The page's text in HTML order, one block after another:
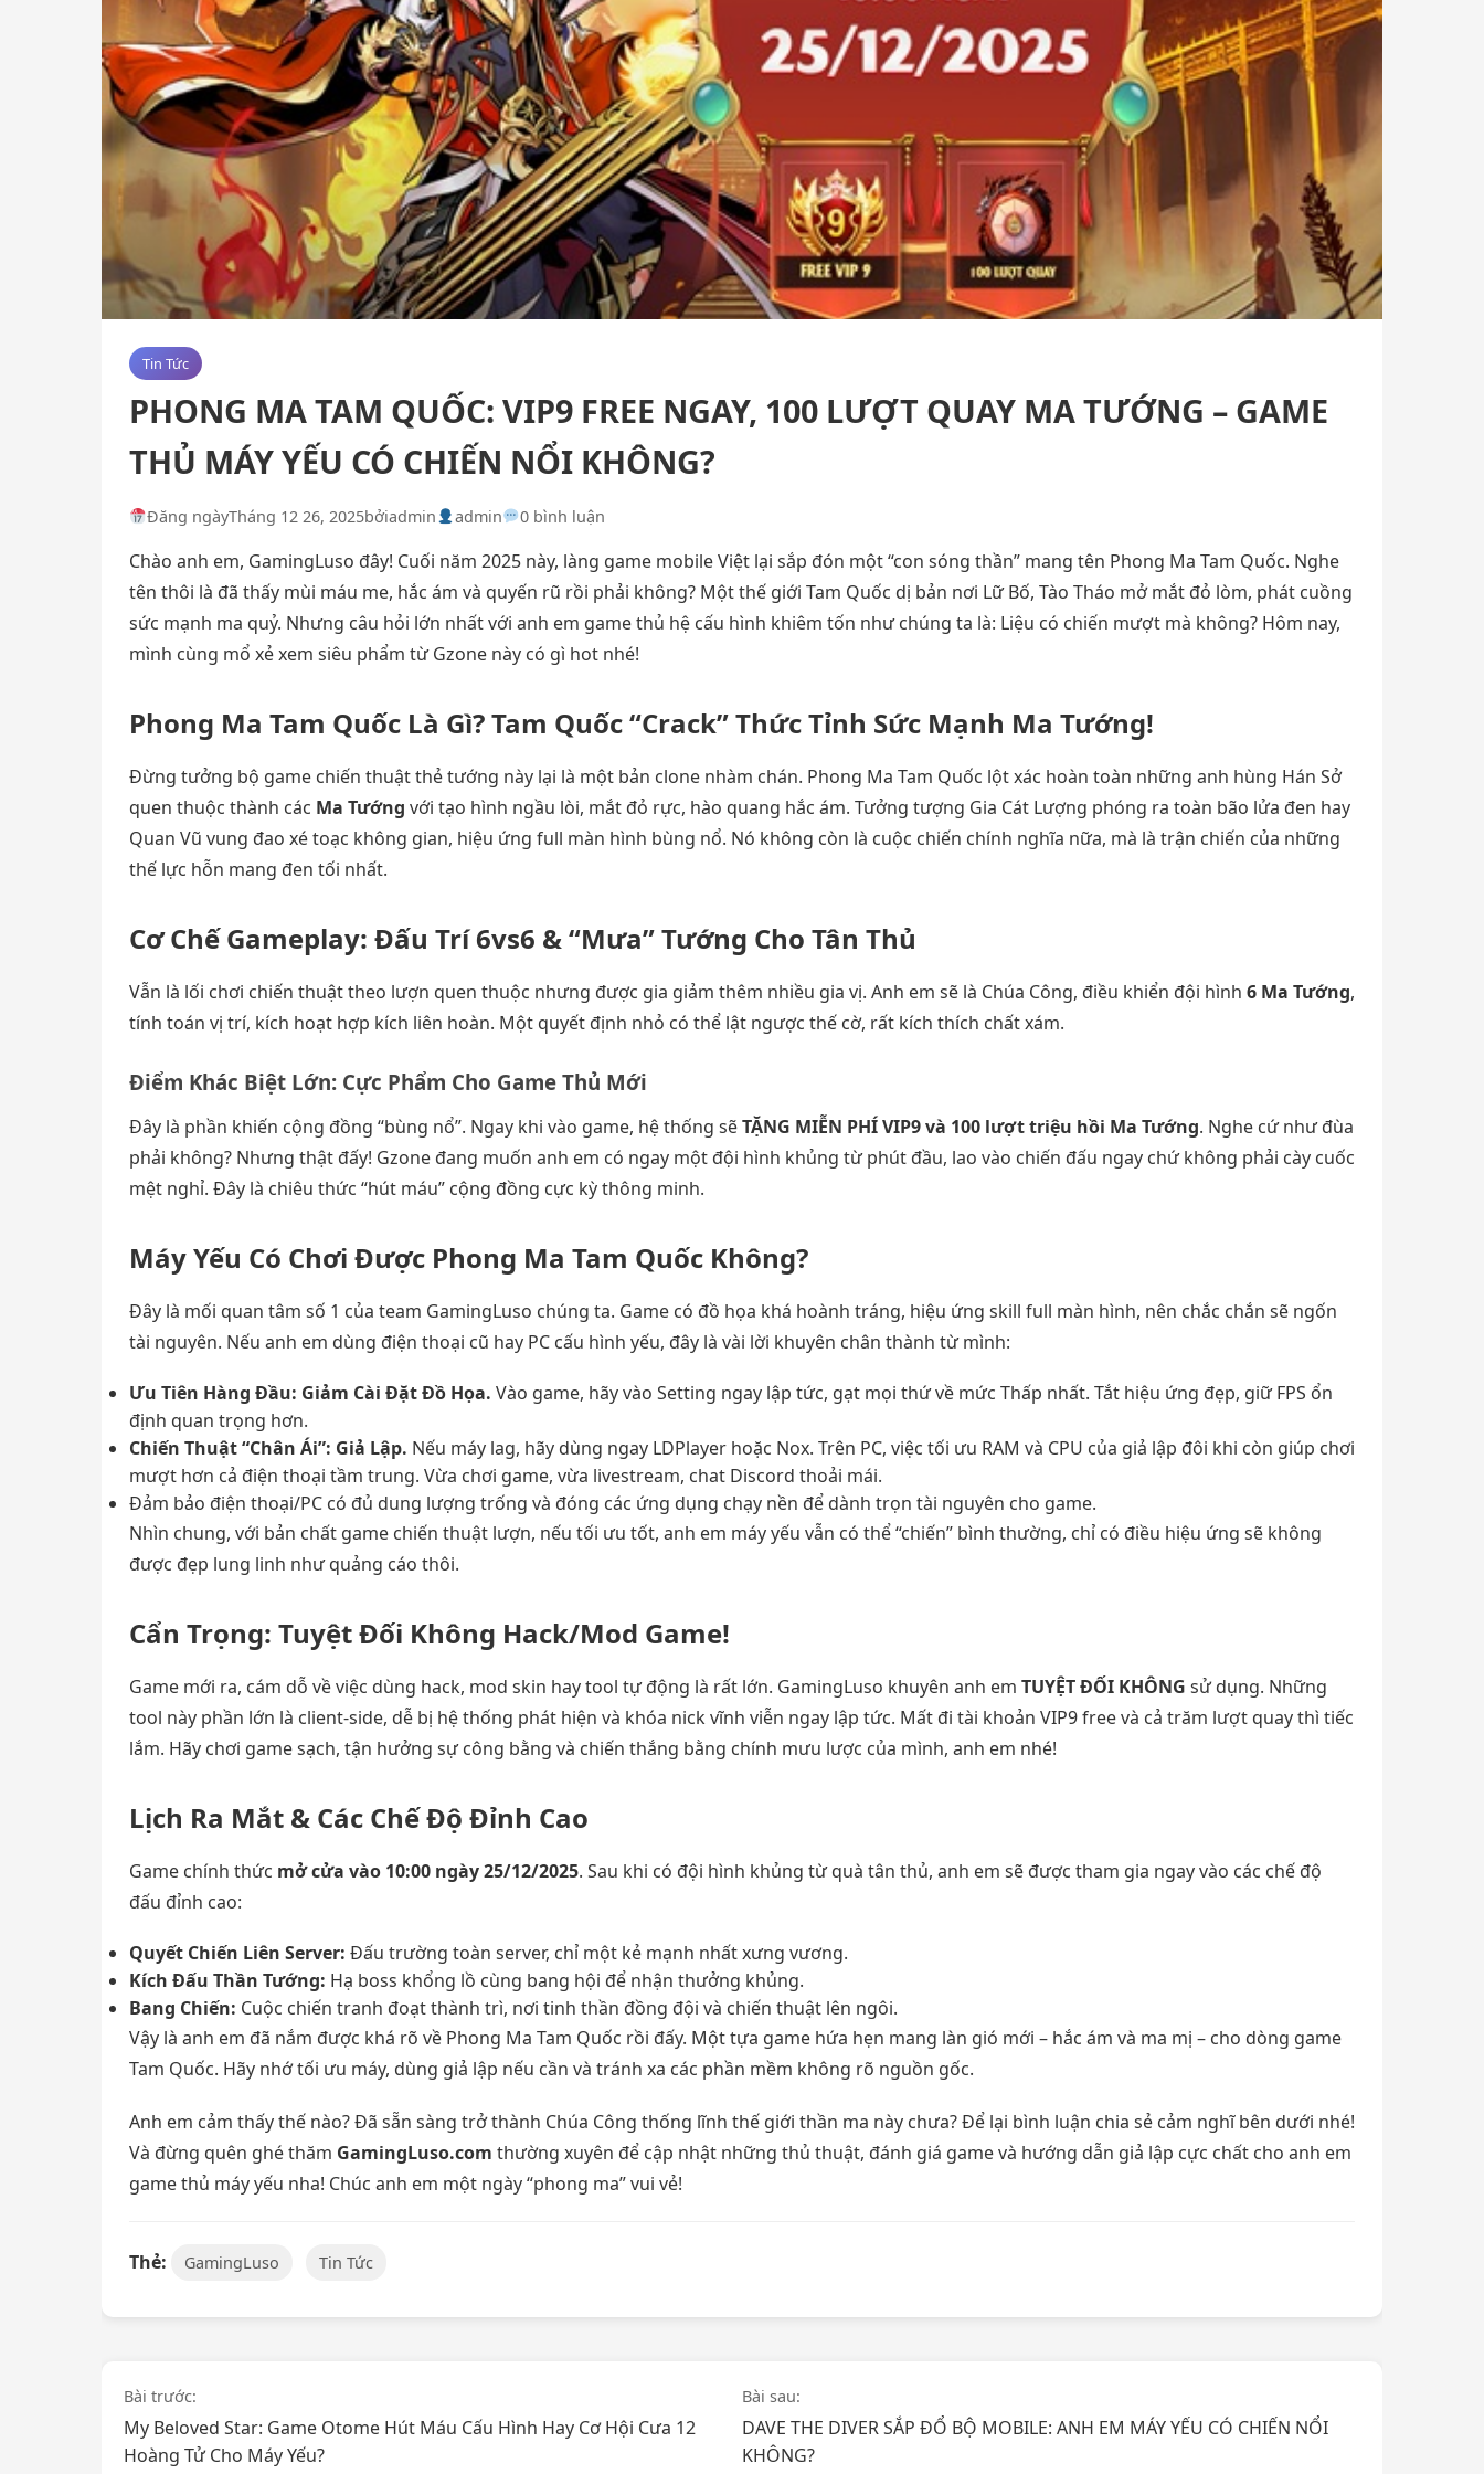
Tin Tức
PHONG MA TAM QUỐC: VIP9 FREE NGAY, 100 LƯỢT QUAY MA TƯỚNG – GAME
THỦ MÁY YẾU CÓ CHIẾN NỔI KHÔNG?
Đăng ngàyTháng 12 26, 2025bởiadmin admin 0 bình luận
Chào anh em, GamingLuso đây! Cuối năm 2025 này, làng game mobile Việt lại sắp đón một “con sóng thần” mang tên Phong Ma Tam Quốc. Nghe
tên thôi là đã thấy mùi máu me, hắc ám và quyến rũ rồi phải không? Một thế giới Tam Quốc dị bản nơi Lữ Bố, Tào Tháo mở mắt đỏ lòm, phát cuồng
sức mạnh ma quỷ. Nhưng câu hỏi lớn nhất với anh em game thủ hệ cấu hình khiêm tốn như chúng ta là: Liệu có chiến mượt mà không? Hôm nay,
mình cùng mổ xẻ xem siêu phẩm từ Gzone này có gì hot nhé!
Phong Ma Tam Quốc Là Gì? Tam Quốc “Crack” Thức Tỉnh Sức Mạnh Ma Tướng!
Đừng tưởng bộ game chiến thuật thẻ tướng này lại là một bản clone nhàm chán. Phong Ma Tam Quốc lột xác hoàn toàn những anh hùng Hán Sở
quen thuộc thành các Ma Tướng với tạo hình ngầu lòi, mắt đỏ rực, hào quang hắc ám. Tưởng tượng Gia Cát Lượng phóng ra toàn bão lửa đen hay
Quan Vũ vung đao xé toạc không gian, hiệu ứng full màn hình bùng nổ. Nó không còn là cuộc chiến chính nghĩa nữa, mà là trận chiến của những
thế lực hỗn mang đen tối nhất.
Cơ Chế Gameplay: Đấu Trí 6vs6 & “Mưa” Tướng Cho Tân Thủ
Vẫn là lối chơi chiến thuật theo lượn quen thuộc nhưng được gia giảm thêm nhiều gia vị. Anh em sẽ là Chúa Công, điều khiển đội hình 6 Ma Tướng,
tính toán vị trí, kích hoạt hợp kích liên hoàn. Một quyết định nhỏ có thể lật ngược thế cờ, rất kích thích chất xám.
Điểm Khác Biệt Lớn: Cực Phẩm Cho Game Thủ Mới
Đây là phần khiến cộng đồng “bùng nổ”. Ngay khi vào game, hệ thống sẽTẶNG MIỄN PHÍ VIP9 và 100 lượt triệu hồi Ma Tướng. Nghe cứ như đùa
phải không? Nhưng thật đấy! Gzone đang muốn anh em có ngay một đội hình khủng từ phút đầu, lao vào chiến đấu ngay chứ không phải cày cuốc
mệt nghỉ. Đây là chiêu thức “hút máu” cộng đồng cực kỳ thông minh.
Máy Yếu Có Chơi Được Phong Ma Tam Quốc Không?
Đây là mối quan tâm số 1 của team GamingLuso chúng ta. Game có đồ họa khá hoành tráng, hiệu ứng skill full màn hình, nên chắc chắn sẽ ngốn
tài nguyên. Nếu anh em dùng điện thoại cũ hay PC cấu hình yếu, đây là vài lời khuyên chân thành từ mình:
Ưu Tiên Hàng Đầu: Giảm Cài Đặt Đồ Họa. Vào game, hãy vào Setting ngay lập tức, gạt mọi thứ về mức Thấp nhất. Tắt hiệu ứng đẹp, giữ FPS ổn
định quan trọng hơn.
Chiến Thuật “Chân Ái”: Giả Lập. Nếu máy lag, hãy dùng ngay LDPlayer hoặc Nox. Trên PC, việc tối ưu RAM và CPU của giả lập đôi khi còn giúp chơi
mượt hơn cả điện thoại tầm trung. Vừa chơi game, vừa livestream, chat Discord thoải mái.
Đảm bảo điện thoại/PC có đủ dung lượng trống và đóng các ứng dụng chạy nền để dành trọn tài nguyên cho game.
Nhìn chung, với bản chất game chiến thuật lượn, nếu tối ưu tốt, anh em máy yếu vẫn có thể “chiến” bình thường, chỉ có điều hiệu ứng sẽ không
được đẹp lung linh như quảng cáo thôi.
Cẩn Trọng: Tuyệt Đối Không Hack/Mod Game!
Game mới ra, cám dỗ về việc dùng hack, mod skin hay tool tự động là rất lớn. GamingLuso khuyên anh em TUYỆT ĐỐI KHÔNG sử dụng. Những
tool này phần lớn là client-side, dễ bị hệ thống phát hiện và khóa nick vĩnh viễn ngay lập tức. Mất đi tài khoản VIP9 free và cả trăm lượt quay thì tiếc
lắm. Hãy chơi game sạch, tận hưởng sự công bằng và chiến thắng bằng chính mưu lược của mình, anh em nhé!
Lịch Ra Mắt & Các Chế Độ Đỉnh Cao
Game chính thức mở cửa vào 10:00 ngày 25/12/2025. Sau khi có đội hình khủng từ quà tân thủ, anh em sẽ được tham gia ngay vào các chế độ
đấu đỉnh cao:
Quyết Chiến Liên Server: Đấu trường toàn server, chỉ một kẻ mạnh nhất xưng vương.
Kích Đấu Thần Tướng: Hạ boss khổng lồ cùng bang hội để nhận thưởng khủng.
Bang Chiến: Cuộc chiến tranh đoạt thành trì, nơi tinh thần đồng đội và chiến thuật lên ngôi.
Vậy là anh em đã nắm được khá rõ về Phong Ma Tam Quốc rồi đấy. Một tựa game hứa hẹn mang làn gió mới – hắc ám và ma mị – cho dòng game
Tam Quốc. Hãy nhớ tối ưu máy, dùng giả lập nếu cần và tránh xa các phần mềm không rõ nguồn gốc.
Anh em cảm thấy thế nào? Đã sẵn sàng trở thành Chúa Công thống lĩnh thế giới thần ma này chưa? Để lại bình luận chia sẻ cảm nghĩ bên dưới nhé!
Và đừng quên ghé thăm GamingLuso.com thường xuyên để cập nhật những thủ thuật, đánh giá game và hướng dẫn giả lập cực chất cho anh em
game thủ máy yếu nha! Chúc anh em một ngày “phong ma” vui vẻ!
Thẻ: GamingLuso Tin Tức
Điều
hướng
Bài trước:
My Beloved Star: Game Otome Hút Máu Cấu Hình Hay Cơ Hội Cưa 12
Hoàng Tử Cho Máy Yếu?
Bài sau:
DAVE THE DIVER SẮP ĐỔ BỘ MOBILE: ANH EM MÁY YẾU CÓ CHIẾN NỔI
KHÔNG?